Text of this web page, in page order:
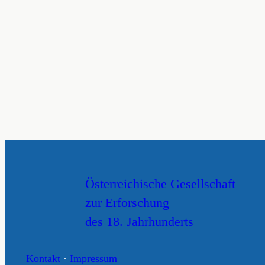
Österreichische Gesellschaft
zur Erforschung
des 18. Jahrhunderts
Kontakt · Impressum